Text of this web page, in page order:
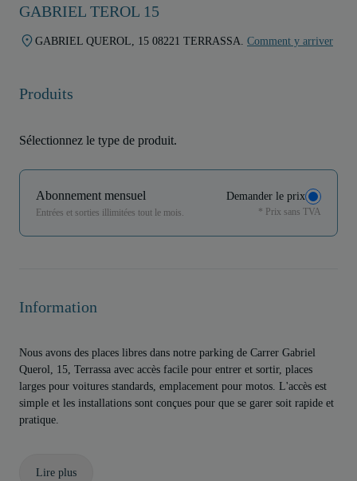
GABRIEL TEROL 15
GABRIEL QUEROL, 15 08221 TERRASSA. Comment y arriver
Produits
Sélectionnez le type de produit.
Abonnement mensuel
Entrées et sorties illimitées tout le mois.
Demander le prix
* Prix sans TVA
Information
Nous avons des places libres dans notre parking de Carrer Gabriel
Querol, 15, Terrassa avec accès facile pour entrer et sortir, places
larges pour voitures standards, emplacement pour motos. L'accès est
simple et les installations sont conçues pour que se garer soit rapide et
pratique.
Lire plus